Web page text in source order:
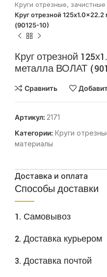
Круги отрезные, зачистные
Круг отрезной
(90125-10)
Круг отрезной
металла ВОЛАТ
Сравнить
Артикул: 2171
Категории: Круги
материалы
Доставка и оплата
Способы доставки
1. Самовывоз
2. Доставка курьером
3. Доставка почтой